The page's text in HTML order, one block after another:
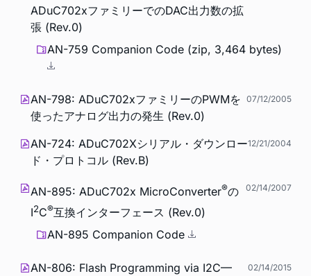
ADuC702xファミリーでのDAC出力数の拡
張 (Rev.0)
AN-759 Companion Code (zip, 3,464 bytes)
AN-798: ADuC702xファミリーのPWMを
使ったアナログ出力の発生 (Rev.0)
07/12/2005
AN-724: ADuC702Xシリアル・ダウンロー
ド・プロトコル (Rev.B)
12/21/2004
AN-895: ADuC702x MicroConverter®の
I2C®互換インターフェース (Rev.0)
02/14/2007
AN-895 Companion Code
AN-806: Flash Programming via I2C—
02/14/2015